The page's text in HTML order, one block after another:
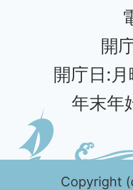
開
開庁日:
年末年
Copyright